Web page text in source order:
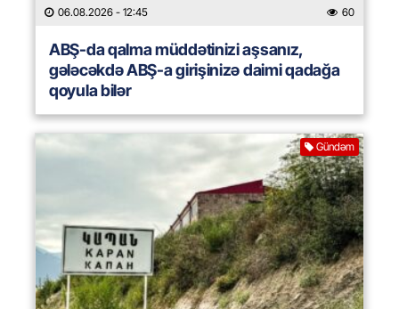
06.08.2026 - 12:45 60
ABŞ-da qalma müddətinizi aşsanız,
gələcəkdə ABŞ-a girişinizə daimi qadağa
qoyula bilər
Gündəm